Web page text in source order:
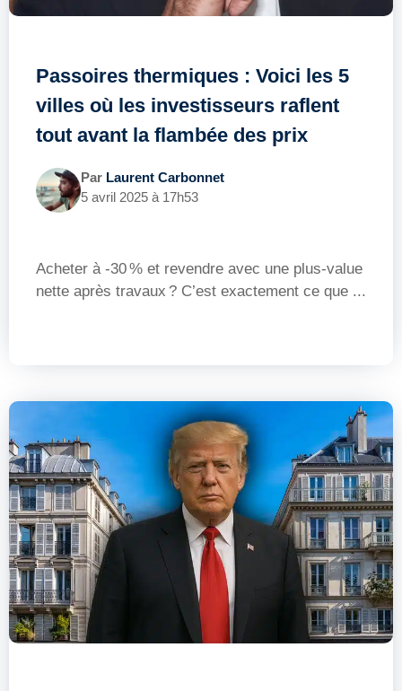
Passoires thermiques : Voici les 5
villes où les investisseurs raflent
tout avant la flambée des prix
Par Laurent Carbonnet
5 avril 2025 à 17h53
Acheter à -30 % et revendre avec une plus-value
nette après travaux ? C’est exactement ce que ...